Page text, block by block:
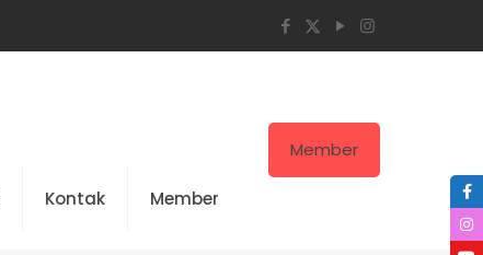
Kontak Member
Member